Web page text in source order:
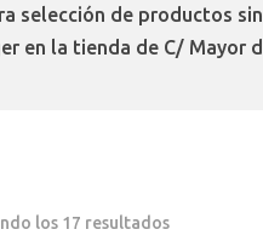
selección de productos
en la tienda de C/ Mayor
los 17 resultados